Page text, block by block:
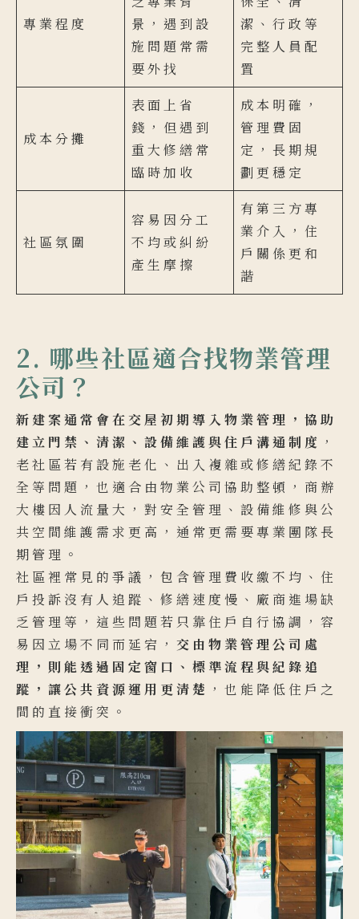
專業程度
景，遇到設
施問題常需
要外找
潔、行政等
完整人員配
置
成本分攤
表面上省
錢，但遇到
重大修繕常
臨時加收
成本明確，
管理費固
定，長期規
劃更穩定
社區氛圍
容易因分工
不均或糾紛
產生摩擦
有第三方專
業介入，住
戶關係更和
諧
2. 哪些社區適合找物業管理
公司？
新建案通常會在交屋初期導入物業管理，協助
建立門禁、清潔、設備維護與住戶溝通制度 ，
老社區若有設施老化、出入複雜或修繕紀錄不
全等問題，也適合由物業公司協助整頓，商辦
大樓因人流量大，對安全管理、設備維修與公
共空間維護需求更高，通常更需要專業團隊長
期管理。
社區裡常見的爭議，包含管理費收繳不均、住
戶投訴沒有人追蹤、修繕速度慢、廠商進場缺
乏管理等，這些問題若只靠住戶自行協調，容
易因立場不同而延宕， 交由物業管理公司處
理，則能透過固定窗口、標準流程與紀錄追
蹤，讓公共資源運用更清楚 ，也能降低住戶之
間的直接衝突。